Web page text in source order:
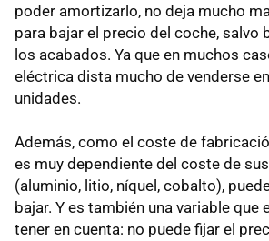
poder amortizarlo, no deja mucho
para bajar el precio del coche, salvo
los acabados. Ya que en muchos
eléctrica dista mucho de venderse
unidades.
Además, como el coste de
es muy dependiente del coste de sus
(aluminio, litio, níquel, cobalto),
bajar. Y es también una variable que
tener en cuenta: no puede fijar el